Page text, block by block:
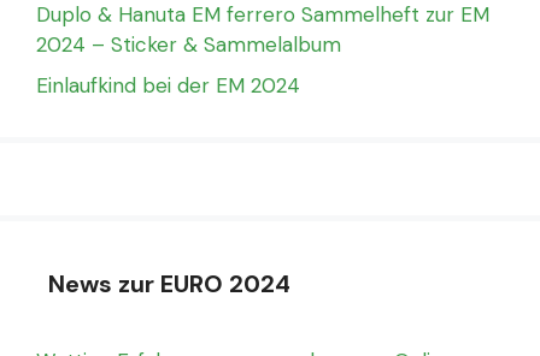
Duplo & Hanuta EM ferrero Sammelheft zur EM
2024 – Sticker & Sammelalbum
Einlaufkind bei der EM 2024
News zur EURO 2024